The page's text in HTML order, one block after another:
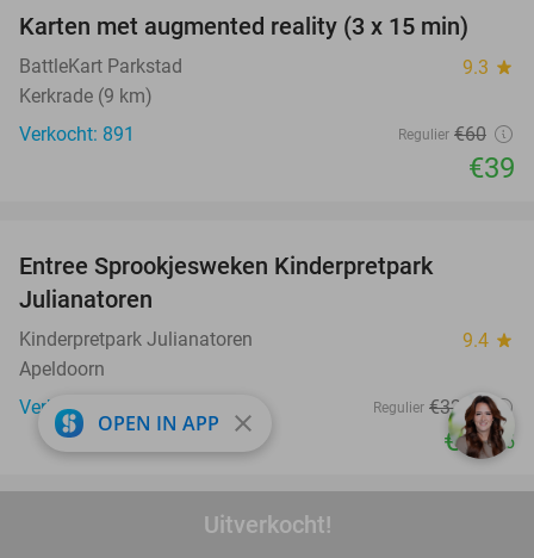
Uitverkocht!
35%
Karten met augmented reality (3 x 15 min)
BattleKart Parkstad 9.3 star
Kerkrade (9 km)
Verkocht: 891
Regulier €60
€39
Entree Sprookjesweken Kinderpretpark
Julianatoren
Kinderpretpark Julianatoren 9.4 star
Apeldoorn
Verkocht: 10.988
Regulier €32 ,50
€19,95
Entreeticket voor Bommelwereld + patat +
OPEN IN APP close